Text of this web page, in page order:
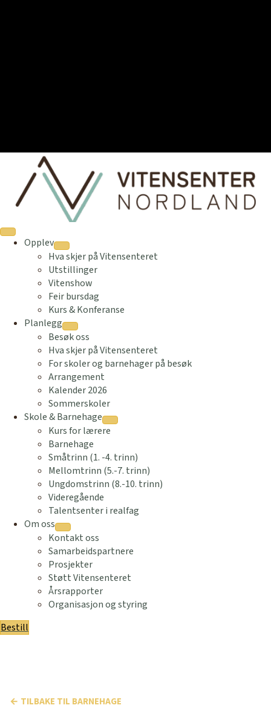
Opplev
Hva skjer på Vitensenteret
Utstillinger
Vitenshow
Feir bursdag
Kurs & Konferanse
Planlegg
Besøk oss
Hva skjer på Vitensenteret
For skoler og barnehager på besøk
Arrangement
Kalender 2026
Sommerskoler
Skole & Barnehage
Kurs for lærere
Barnehage
Småtrinn (1. -4. trinn)
Mellomtrinn (5.-7. trinn)
Ungdomstrinn (8.-10. trinn)
Videregående
Talentsenter i realfag
Om oss
Kontakt oss
Samarbeidspartnere
Prosjekter
Støtt Vitensenteret
Årsrapporter
Organisasjon og styring
Bestill
← TILBAKE TIL BARNEHAGE